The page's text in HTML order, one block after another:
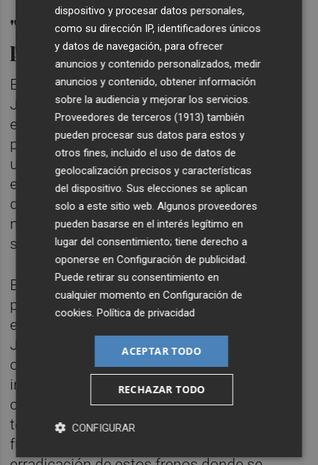
"Erradicar los frenos" del
progreso
El presidente de la Fundación Premios Rei
Jaume I,Vicente Boluda, ha recalcado que
estos premios son "el gran legado" que el
profesorSantiago Grisolíay escenifican la
unión de la ciencia, la investigación y la
empresa". "En la conjunción de las cuatro
disciplinas está depositado el progreso de
nuestra sociedad y el futuro de las
siguientes generaciones", ha subrayado.
Boluda ha recordado que la campaña
promocional de este año de los premios
escogió el eslogan los 'Anti Premios Rei
Jaume I' para denunciar las dificultades y
obstáculos que todavía afrontan científicos,
investigadores y emprendedores en España
como la falta de financiación, la
temporalidad crónica en los contratos o la
fuga de cerebros. "Es precisamente en la
dispositivo y procesar datos personales,
como su dirección IP, identificadores únicos
y datos de navegación, para ofrecer
anuncios y contenido personalizados, medir
anuncios y contenido, obtener información
sobre la audiencia y mejorar los servicios.
Proveedores de terceros (1913) también
pueden procesar sus datos para estos y
otros fines, incluido el uso de datos de
geolocalización precisos y características
del dispositivo. Sus elecciones se aplican
solo a este sitio web. Algunos proveedores
pueden basarse en el interés legítimo en
lugar del consentimiento; tiene derecho a
oponerse enConfiguración de publicidad
Puede retirar su consentimiento en
cualquier momento enConfiguración de
cookies .Política de privacidad
ACEPTAR TODO
RECHAZAR TODO
CONFIGURAR